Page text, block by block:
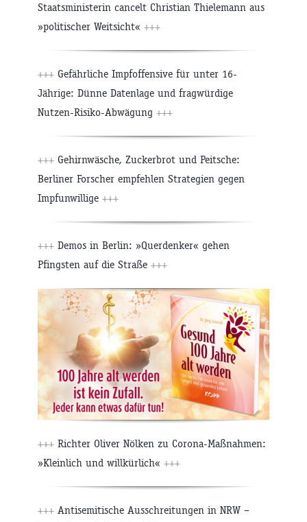
Staatsministerin cancelt Christian Thielemann aus
»politischer Weitsicht« +++
+++ Gefährliche Impfoffensive für unter 16-
Jährige: Dünne Datenlage und fragwürdige
Nutzen-Risiko-Abwägung +++
+++ Gehirnwäsche, Zuckerbrot und Peitsche:
Berliner Forscher empfehlen Strategien gegen
Impfunwillige +++
+++ Demos in Berlin: »Querdenker« gehen
Pfingsten auf die Straße +++
+++ Richter Oliver Nölken zu Corona-Maßnahmen:
»Kleinlich und willkürlich« +++
+++ Antisemitische Ausschreitungen in NRW –